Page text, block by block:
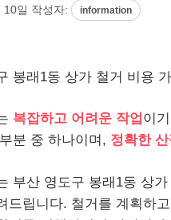
10일 작성자: information
봉래1동 상가 철거 비용
복잡하고 어려운 작업 이
분 중 하나이며, 정확한 산
부산 영도구 봉래1동 상
드립니다. 철거를 계획하